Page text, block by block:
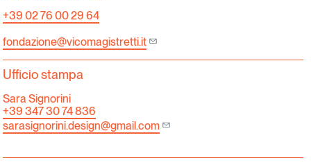
+39 02 76 00 29 64
fondazione@vicomagistretti.it
Ufficio stampa
Sara Signorini
+39 347 30 74 836
sarasignorini.design@gmail.com